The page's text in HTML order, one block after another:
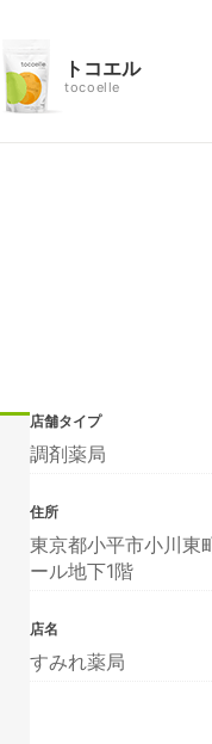
トコエル
tocoelle
店舗タイプ
調剤薬局
住所
東京都小平市小川
ール地下1階
店名
すみれ薬局